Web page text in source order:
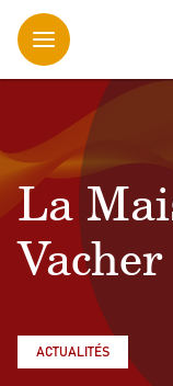
La
Vacher
ACTUALITÉS